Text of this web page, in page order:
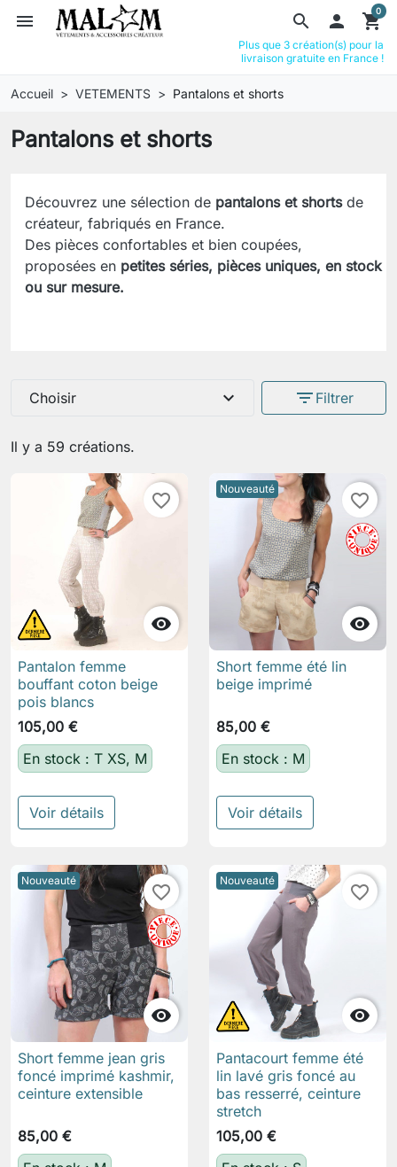
search
menu  shopping_cart
0
Plus que 3 création(s) pour la
livraison gratuite en France !
Accueil VETEMENTS Pantalons et shorts
Pantalons et shorts
Découvrez une sélection de pantalons et shortsde
créateur, fabriqués en France.
Des pièces confortables et bien coupées,
proposées en petites séries, pièces uniques, en stock
ou sur mesure.
Il y a 59 créations.
Choisir expand_more filter_list Filtrer

favorite_border
Pantalon femme
bouffant coton beige
pois blancs
105,00 €
En stock : T XS, M
Voir détails
Nouveauté

favorite_border
Short femme été lin
beige imprimé
85,00 €
En stock : M
Voir détails
Nouveauté

favorite_border
Short femme jean gris
foncé imprimé kashmir,
ceinture extensible
85,00 €
Nouveauté

favorite_border
Pantacourt femme été
lin lavé gris foncé au
bas resserré, ceinture
stretch
105,00 €